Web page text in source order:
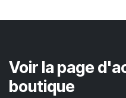
Voir la page
boutique